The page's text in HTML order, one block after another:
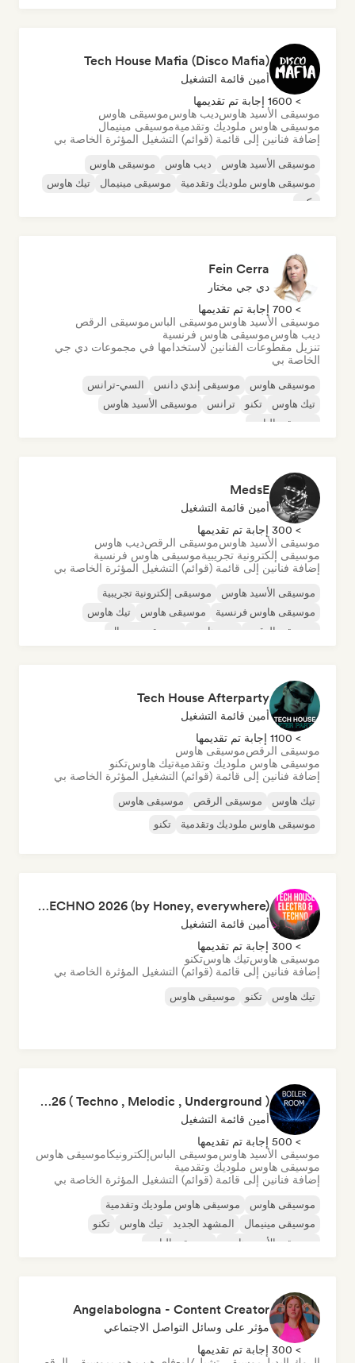
Tech House Mafia (Disco Mafia)
أمين قائمة التشغيل
> 1600 إجابة تم تقديمها
موسيقى الأسيد هاوسديب هاوسموسيقى هاوس
موسيقى هاوس ملوديك وتقدميةموسيقى مينيمال
إضافة فنانين إلى قائمة (قوائم) التشغيل المؤثرة الخاصة بي
موسيقى الأسيد هاوس ديب هاوس
موسيقى هاوس
موسيقى هاوس ملوديك وتقدمية
موسيقى مينيمال
تيك هاوس
تكنو
Fein Cerra
دي جي مختار
> 700 إجابة تم تقديمها
موسيقى الأسيد هاوسموسيقى الباسموسيقى الرقص
ديب هاوسموسيقى هاوس فرنسية
تنزيل مقطوعات الفنانين لاستخدامها في مجموعات دي جي
الخاصة بي
موسيقى هاوس موسيقى إندي دانس
السي-ترانس
تيك هاوس
تكنو ترانس
موسيقى الأسيد هاوس
موسيقى الباس
MedsE
أمين قائمة التشغيل
> 300 إجابة تم تقديمها
موسيقى الأسيد هاوسموسيقى الرقصديب هاوس
موسيقى إلكترونية تجريبيةموسيقى هاوس فرنسية
إضافة فنانين إلى قائمة (قوائم) التشغيل المؤثرة الخاصة بي
موسيقى الأسيد هاوس
موسيقى إلكترونية تجريبية
موسيقى هاوس فرنسية
موسيقى هاوس
تيك هاوس
موسيقى الرقص
ديب هاوس موسيقى مينيمال
Tech House Afterparty
أمين قائمة التشغيل
> 1100 إجابة تم تقديمها
موسيقى الرقصموسيقى هاوس
موسيقى هاوس ملوديك وتقدميةتيك هاوستكنو
إضافة فنانين إلى قائمة (قوائم) التشغيل المؤثرة الخاصة بي
تيك هاوس موسيقى الرقص
موسيقى هاوس
موسيقى هاوس ملوديك وتقدمية
تكنو
TECH HOUSE, ELECTRO & TECHNO 2026 (by Honey, everywhere)
أمين قائمة التشغيل
> 300 إجابة تم تقديمها
موسيقى هاوستيك هاوستكنو
إضافة فنانين إلى قائمة (قوائم) التشغيل المؤثرة الخاصة بي
تيك هاوس تكنو موسيقى هاوس
Boiler Room 2026 ( Techno , Melodic , Underground )
أمين قائمة التشغيل
> 500 إجابة تم تقديمها
موسيقى الأسيد هاوسموسيقى الباسإلكترونيكاموسيقى هاوس
موسيقى هاوس ملوديك وتقدمية
إضافة فنانين إلى قائمة (قوائم) التشغيل المؤثرة الخاصة بي
موسيقى هاوس
موسيقى هاوس ملوديك وتقدمية
موسيقى مينيمال
المشهد الجديد تيك هاوس
تكنو
موسيقى الأسيد هاوس
موسيقى الباس
Angelabologna - Content Creator
مؤثر على وسائل التواصل الاجتماعي
> 300 إجابة تم تقديمها